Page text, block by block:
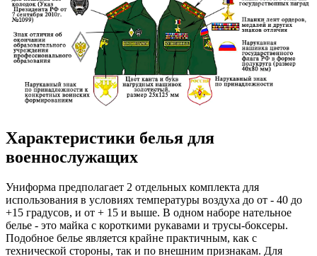
Характеристики белья для
военнослужащих
Униформа предполагает 2 отдельных комплекта для
использования в условиях температуры воздуха до от - 40 до
+15 градусов, и от + 15 и выше. В одном наборе нательное
белье - это майка с короткими рукавами и трусы-боксеры.
Подобное белье является крайне практичным, как с
технической стороны, так и по внешним признакам. Для